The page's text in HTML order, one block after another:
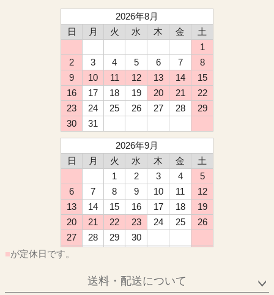
2026年8月
日
月 火 水 木 金
土
1
2
3 4 5 6 7
8
9
10 11 12 13 14
15
16
17 18 19 20 21
22
23
24 25 26 27 28
29
30
31
2026年9月
日
月 火 水 木 金
土
1
2 3 4
5
6
7 8 9 10 11
12
13
14 15 16 17 18
19
20
21 22 23 24 25
26
27
28 29
30
■が定休日です。
送料・配送について